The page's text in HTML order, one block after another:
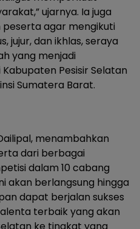
ujarnya. Ia juga
agar mengikuti
jujur, dan ikhlas, seraya
yang menjadi
Pesisir Selatan
Sumatera Barat.
menambahkan
dari berbagai
dalam 10 cabang
akan berlangsung hingga
dapat berjalan sukses
terbaik yang akan
ke tingkat yang